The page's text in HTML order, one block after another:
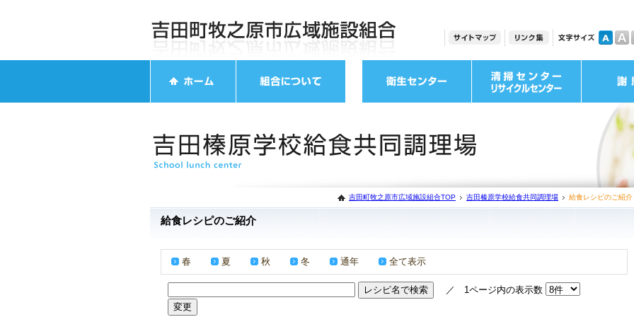
吉田町牧之原市広域施設組合TOP 吉田榛原学校給食共同調理場 給食レシピのご紹介
給食レシピのご紹介
春 夏 秋 冬 通年 全て表示
／ 1ページ内の表示数